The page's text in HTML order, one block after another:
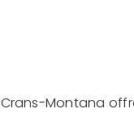
Crans-Montana